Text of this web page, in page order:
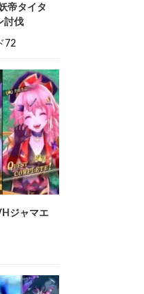
帝タイタ
討伐
72
ジャマエ